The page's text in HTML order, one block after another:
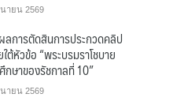
ายน 2569
ลการตัดสินการประกวดคลิป
ต้หัวข้อ “พระบรมราโชบาย
กษาของรัชกาลที่ 10”
ายน 2569